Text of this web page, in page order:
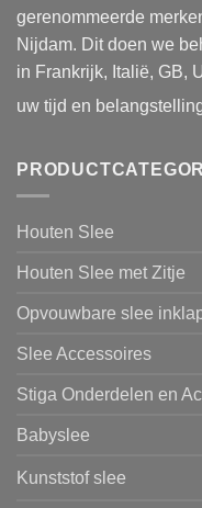
gerenommeerde
Nijdam. Dit doen we
in Frankrijk, Italië, GB,
uw tijd en
Houten Slee
Houten Slee met Zitje
Opvouwbare slee
Slee Accessoires
Stiga Onderdelen en
Babyslee
Kunststof slee